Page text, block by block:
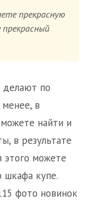
прекрасную
делают по
в
найти и
в результате
этого можете
шкафа купе.
фото новинок